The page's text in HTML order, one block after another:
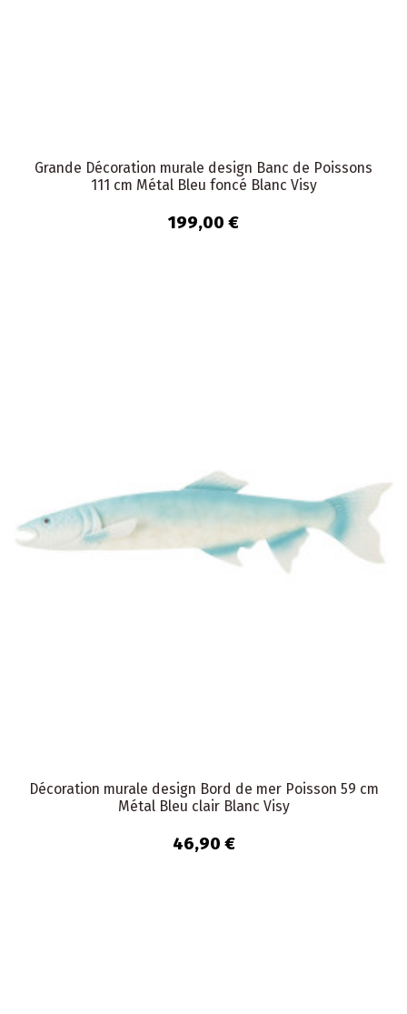
Grande Décoration murale design Banc de Poissons
111 cm Métal Bleu foncé Blanc Visy
199,00 €
Décoration murale design Bord de mer Poisson 59 cm
Métal Bleu clair Blanc Visy
46,90 €